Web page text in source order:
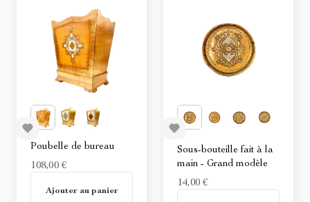
Poubelle de bureau
108,00 €
Ajouter au panier
Sous-bouteille fait à la
main - Grand modèle
14,00 €